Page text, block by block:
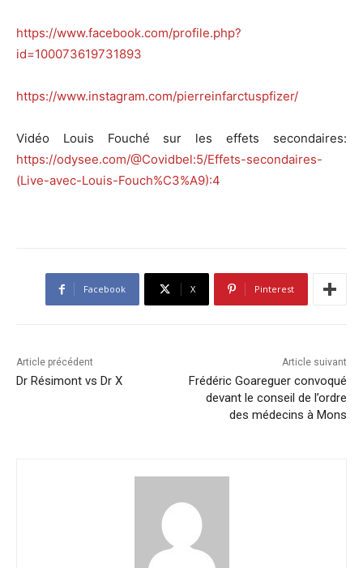
https://www.facebook.com/profile.php?
id=100073619731893
https://www.instagram.com/pierreinfarctuspfizer/
Vidéo Louis Fouché sur les effets secondaires:
https://odysee.com/@Covidbel:5/Effets-secondaires-
(Live-avec-Louis-Fouch%C3%A9):4
Facebook X Pinterest
Article précédent
Dr Résimont vs Dr X
Article suivant
Frédéric Goareguer convoqué
devant le conseil de l’ordre
des médecins à Mons